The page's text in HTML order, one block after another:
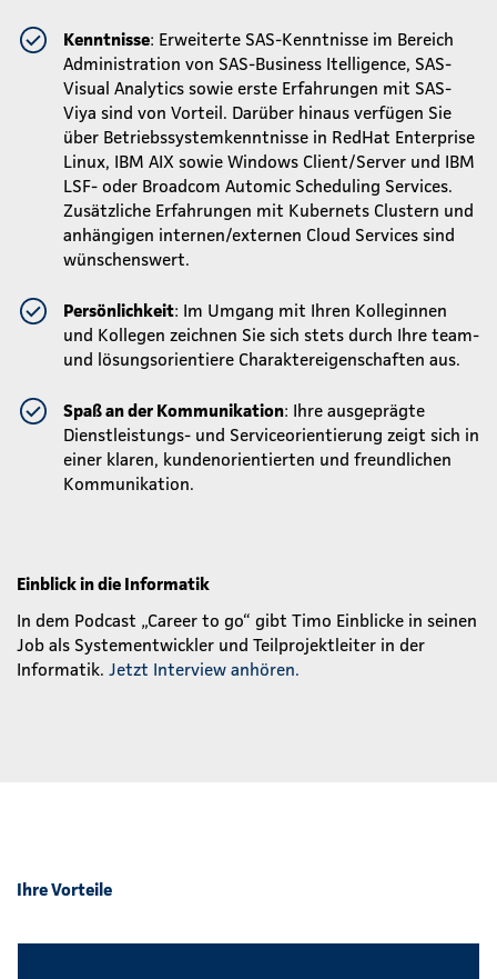
Kenntnisse: Erweiterte SAS-Kenntnisse im Bereich
Administration von SAS-Business Itelligence, SAS-
Visual Analytics sowie erste Erfahrungen mit SAS-
Viya sind von Vorteil. Darüber hinaus verfügen Sie
über Betriebssystemkenntnisse in RedHat Enterprise
Linux, IBM AIX sowie Windows Client/Server und IBM
LSF- oder Broadcom Automic Scheduling Services.
Zusätzliche Erfahrungen mit Kubernets Clustern und
anhängigen internen/externen Cloud Services sind
wünschenswert.
Persönlichkeit: Im Umgang mit Ihren Kolleginnen
und Kollegen zeichnen Sie sich stets durch Ihre team-
und lösungsorientiere Charaktereigenschaften aus.
Spaß an der Kommunikation: Ihre ausgeprägte
Dienstleistungs- und Serviceorientierung zeigt sich in
einer klaren, kundenorientierten und freundlichen
Kommunikation.
Einblick in die Informatik
In dem Podcast „Career to go“ gibt Timo Einblicke in seinen
Job als Systementwickler und Teilprojektleiter in der
Informatik. Jetzt Interview anhören.
Ihre Vorteile